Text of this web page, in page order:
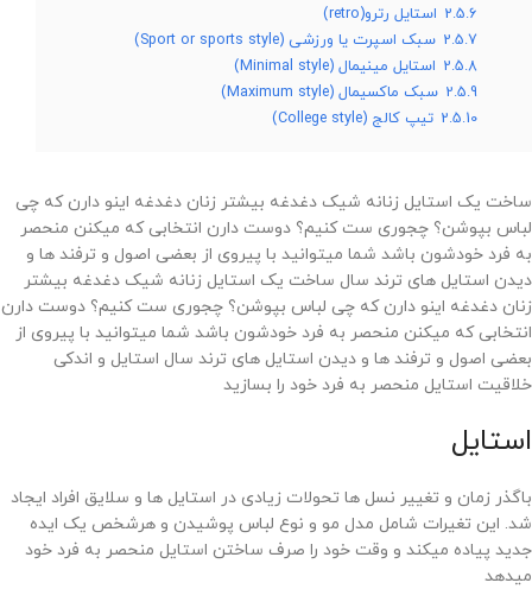
2.5.6 استایل رترو(retro)
2.5.7 سبک اسپرت یا ورزشی (Sport or sports style)
2.5.8 استایل مینیمال (Minimal style)
2.5.9 سبک ماکسیمال (Maximum style)
2.5.10 تیپ کالج (College style)
ساخت یک استایل زنانه شیک دغدغه بیشتر زنان دغدغه اینو دارن که چی
لباس بپوشن؟ چجوری ست کنیم؟ دوست دارن انتخابی که میکنن منحصر
به فرد خودشون باشد شما میتوانید با پیروی از بعضی اصول و ترفند ها و
دیدن استایل های ترند سال ساخت یک استایل زنانه شیک دغدغه بیشتر
زنان دغدغه اینو دارن که چی لباس بپوشن؟ چجوری ست کنیم؟ دوست دارن
انتخابی که میکنن منحصر به فرد خودشون باشد شما میتوانید با پیروی از
بعضی اصول و ترفند ها و دیدن استایل های ترند سال استایل و اندکی
خلاقیت استایل منحصر به فرد خود را بسازید
استایل
باگذر زمان و تغییر نسل ها تحولات زیادی در استایل ها و سلایق افراد ایجاد
شد. این تغیرات شامل مدل مو و نوع لباس پوشیدن و هرشخص یک ایده
جدید پیاده میکند و وقت خود را صرف ساختن استایل منحصر به فرد خود
میدهد